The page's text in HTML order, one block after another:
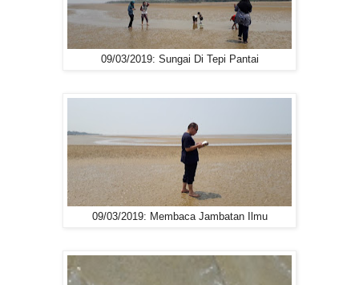
09/03/2019: Sungai Di Tepi Pantai
09/03/2019: Membaca Jambatan Ilmu